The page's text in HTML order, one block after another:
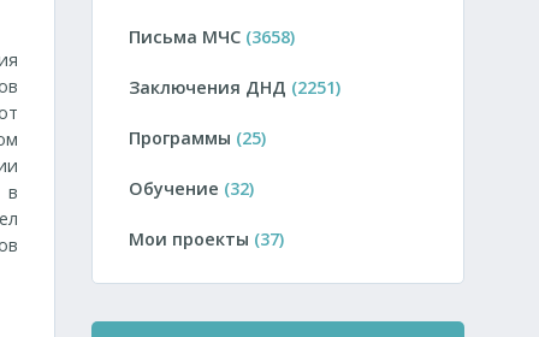
в
Письма МЧС (3658)
Заключения ДНД (2251)
Программы (25)
Обучение (32)
Мои проекты (37)